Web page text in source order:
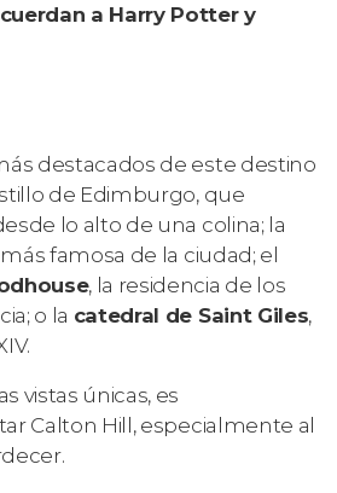
a Harry Potter y
destacados de este destino
de Edimburgo, que
lo alto de una colina; la
famosa de la ciudad; el
, la residencia de los
o la catedral de Saint Giles,
vistas únicas, es
Calton Hill, especialmente al